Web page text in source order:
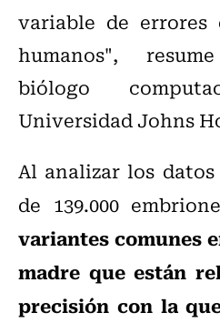
variable de errores
humanos",
biólogo
Universidad Johns
Al analizar los
de 139.000
variantes comunes
madre que están
precisión con la